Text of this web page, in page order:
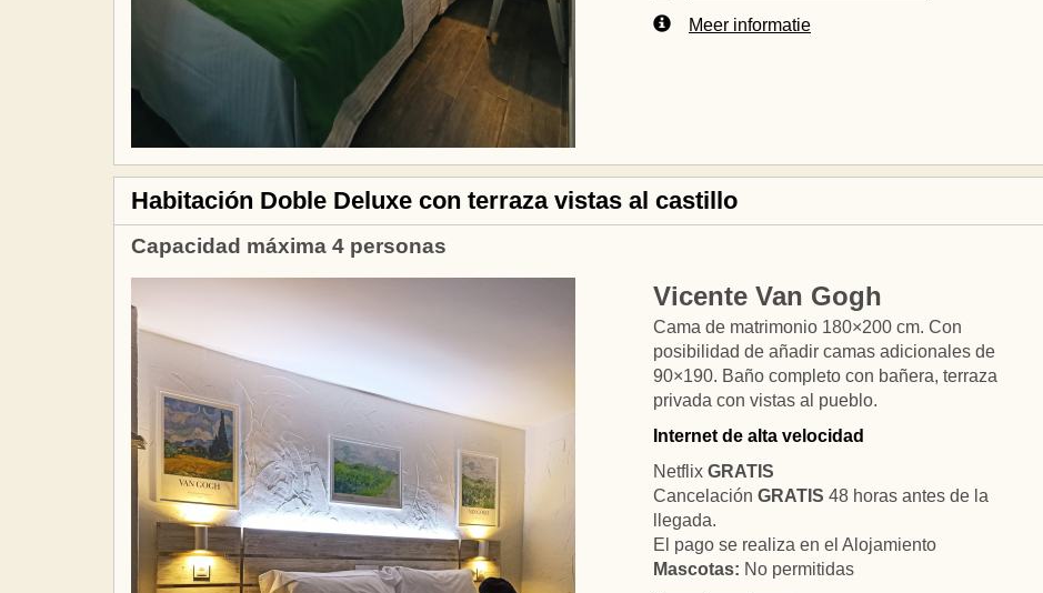
Meer informatie
Habitación Doble Deluxe con terraza vistas al castillo
Capacidad máxima 4 personas
Vicente Van Gogh
Cama de matrimonio 180×200 cm. Con
posibilidad de añadir camas adicionales de
90×190. Baño completo con bañera, terraza
privada con vistas al pueblo.
Internet de alta velocidad
Netflix GRATIS
Cancelación GRATIS 48 horas antes de la
llegada.
El pago se realiza en el Alojamiento
Mascotas: No permitidas